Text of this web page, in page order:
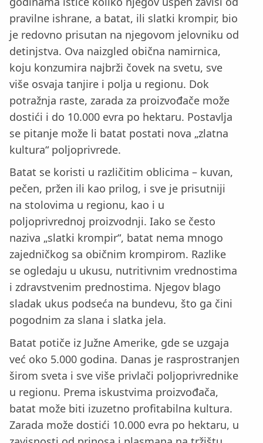
pravilne ishrane, a batat, ili slatki krompir, bio
je redovno prisutan na njegovom jelovniku od
detinjstva. Ova naizgled obična namirnica,
koju konzumira najbrži čovek na svetu, sve
više osvaja tanjire i polja u regionu. Dok
potražnja raste, zarada za proizvođače može
dostići i do 10.000 evra po hektaru. Postavlja
se pitanje može li batat postati nova „zlatna
kultura“ poljoprivrede.
Batat se koristi u različitim oblicima – kuvan,
pečen, pržen ili kao prilog, i sve je prisutniji
na stolovima u regionu, kao i u
poljoprivrednoj proizvodnji. Iako se često
naziva „slatki krompir“, batat nema mnogo
zajedničkog sa običnim krompirom. Razlike
se ogledaju u ukusu, nutritivnim vrednostima
i zdravstvenim prednostima. Njegov blago
sladak ukus podseća na bundevu, što ga čini
pogodnim za slana i slatka jela.
Batat potiče iz Južne Amerike, gde se uzgaja
već oko 5.000 godina. Danas je rasprostranjen
širom sveta i sve više privlači poljoprivrednike
u regionu. Prema iskustvima proizvođača,
batat može biti izuzetno profitabilna kultura.
Zarada može dostići 10.000 evra po hektaru, u